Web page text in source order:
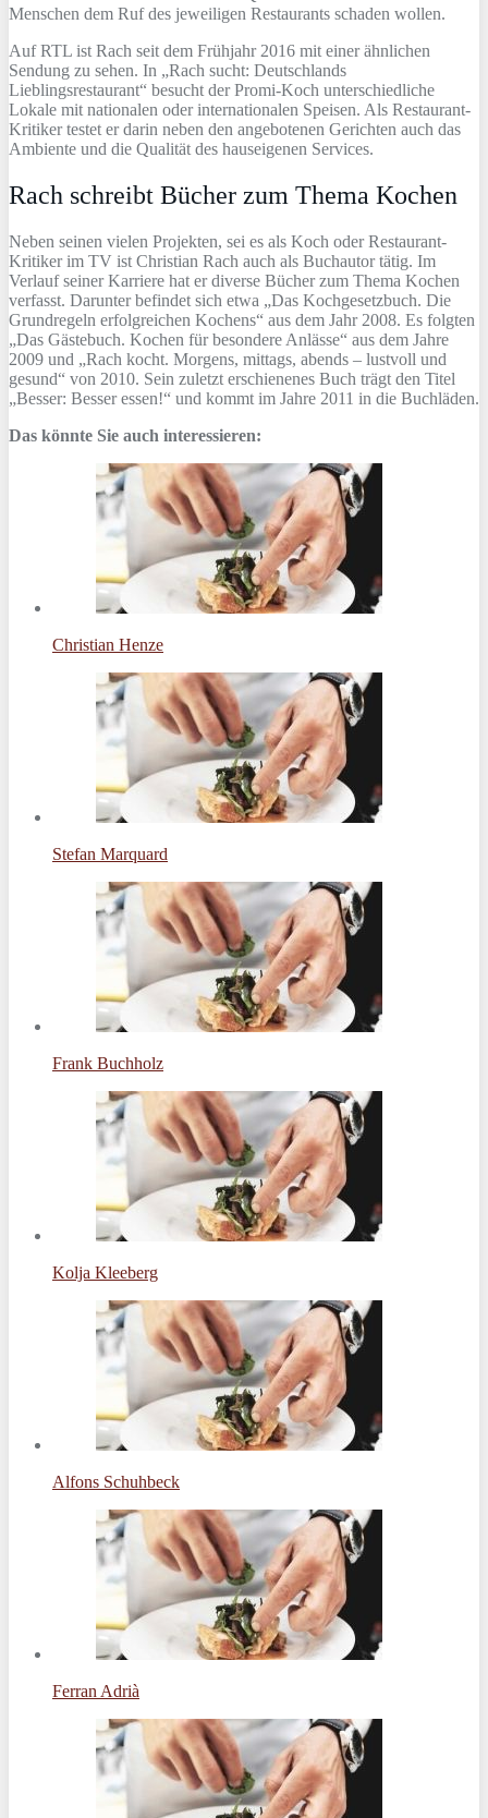
Menschen dem Ruf des jeweiligen Restaurants schaden wollen.
Auf RTL ist Rach seit dem Frühjahr 2016 mit einer ähnlichen
Sendung zu sehen. In „Rach sucht: Deutschlands
Lieblingsrestaurant“ besucht der Promi-Koch unterschiedliche
Lokale mit nationalen oder internationalen Speisen. Als Restaurant-
Kritiker testet er darin neben den angebotenen Gerichten auch das
Ambiente und die Qualität des hauseigenen Services.
Rach schreibt Bücher zum Thema Kochen
Neben seinen vielen Projekten, sei es als Koch oder Restaurant-
Kritiker im TV ist Christian Rach auch als Buchautor tätig. Im
Verlauf seiner Karriere hat er diverse Bücher zum Thema Kochen
verfasst. Darunter befindet sich etwa „Das Kochgesetzbuch. Die
Grundregeln erfolgreichen Kochens“ aus dem Jahr 2008. Es folgten
„Das Gästebuch. Kochen für besondere Anlässe“ aus dem Jahre
2009 und „Rach kocht. Morgens, mittags, abends – lustvoll und
gesund“ von 2010. Sein zuletzt erschienenes Buch trägt den Titel
„Besser: Besser essen!“ und kommt im Jahre 2011 in die Buchläden.
Das könnte Sie auch interessieren:
Christian Henze
Stefan Marquard
Frank Buchholz
Kolja Kleeberg
Alfons Schuhbeck
Ferran Adrià